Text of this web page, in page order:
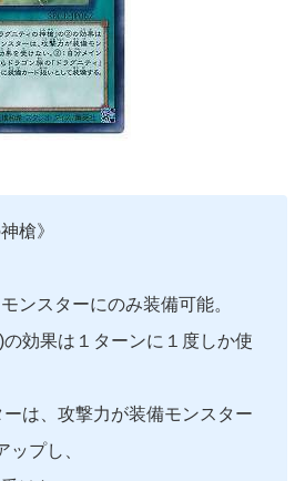
槍》
ンスターにのみ装備可能。
効果は１ターンに１度しか使
は、攻撃力が装備モンスター
ップし、